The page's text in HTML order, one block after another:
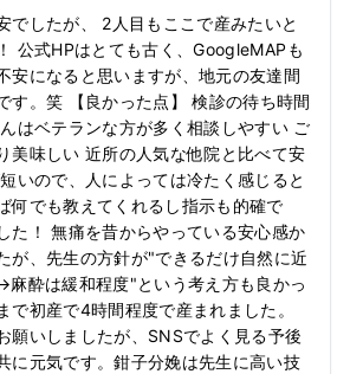
でしたが、 2人目もここで産みたいと
公式HPはとても古く、GoogleMAPも
安になると思いますが、地元の友達間
す。笑 【良かった点】 検診の待ち時間
はベテランな方が多く相談しやすい ご
美味しい 近所の人気な他院と比べて安
いので、人によっては冷たく感じると
何でも教えてくれるし指示も的確で
た！ 無痛を昔からやっている安心感か
が、先生の方針が"できるだけ自然に近
麻酔は緩和程度"という考え方も良かっ
で初産で4時間程度で産まれました。
願いしましたが、SNSでよく見る予後
に元気です。鉗子分娩は先生に高い技